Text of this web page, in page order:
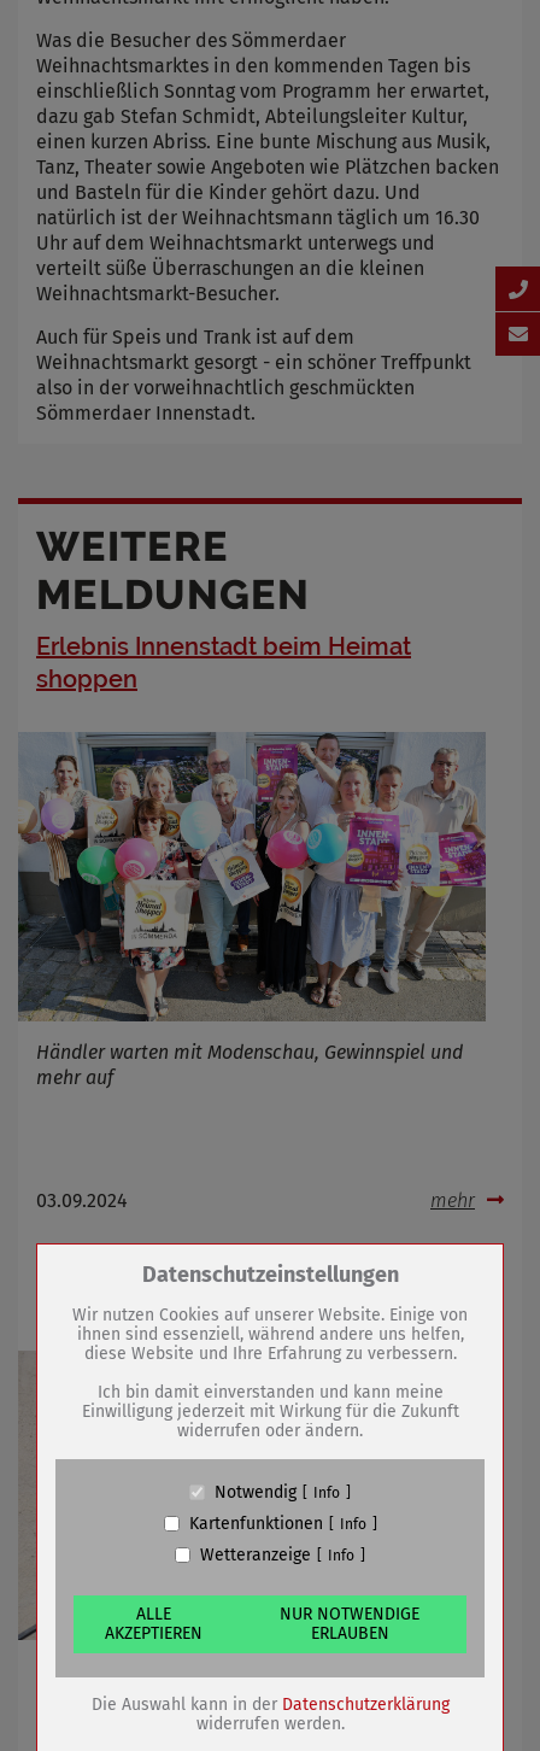
Was die Besucher des Sömmerdaer
Weihnachtsmarktes in den kommenden Tagen bis
einschließlich Sonntag vom Programm her erwartet,
dazu gab Stefan Schmidt, Abteilungsleiter Kultur,
einen kurzen Abriss. Eine bunte Mischung aus Musik,
Tanz, Theater sowie Angeboten wie Plätzchen backen
und Basteln für die Kinder gehört dazu. Und
natürlich ist der Weihnachtsmann täglich um 16.30
Uhr auf dem Weihnachtsmarkt unterwegs und
verteilt süße Überraschungen an die kleinen
Weihnachtsmarkt-Besucher.
Auch für Speis und Trank ist auf dem
Weihnachtsmarkt gesorgt - ein schöner Treffpunkt
also in der vorweihnachtlich geschmückten
Sömmerdaer Innenstadt.
WEITERE
MELDUNGEN
Erlebnis Innenstadt beim Heimat
shoppen
Händler warten mit Modenschau, Gewinnspiel und
mehr auf
03.09.2024 mehr
Einwohnerversammlung am 09.
stellen
Zum Betrieb der Seite notwendige Cookies /
Name
PHP Session Cookie
Anbieter
Eigentümer dieser Website (Wenko-
Wenselaar GmbH & Co. KG)
Absicherung Kontaktformular / SPAM
Cookiespeicherung Entscheidungscookie
Anbieter
Eigentümer dieser Website (Wenko-
Wenselaar GmbH & Co. KG)
Zweck
Speichert die Einstellungen der Besucher
bezüglich der Speicherung von Cookies.
Cookie Name
dywc
Cookie Laufzeit
1 Jahr
Datenschutzeinstellungen
Wir nutzen Cookies auf unserer Website. Einige von
ihnen sind essenziell, während andere uns helfen,
diese Website und Ihre Erfahrung zu verbessern.
Ich bin damit einverstanden und kann meine
Einwilligung jederzeit mit Wirkung für die Zukunft
widerrufen oder ändern.
Notwendig Info
Kartenfunktionen Info
Wetteranzeige Info
ALLE
AKZEPTIEREN
NUR NOTWENDIGE
ERLAUBEN
Die Auswahl kann in der Datenschutzerklärung
widerrufen werden.